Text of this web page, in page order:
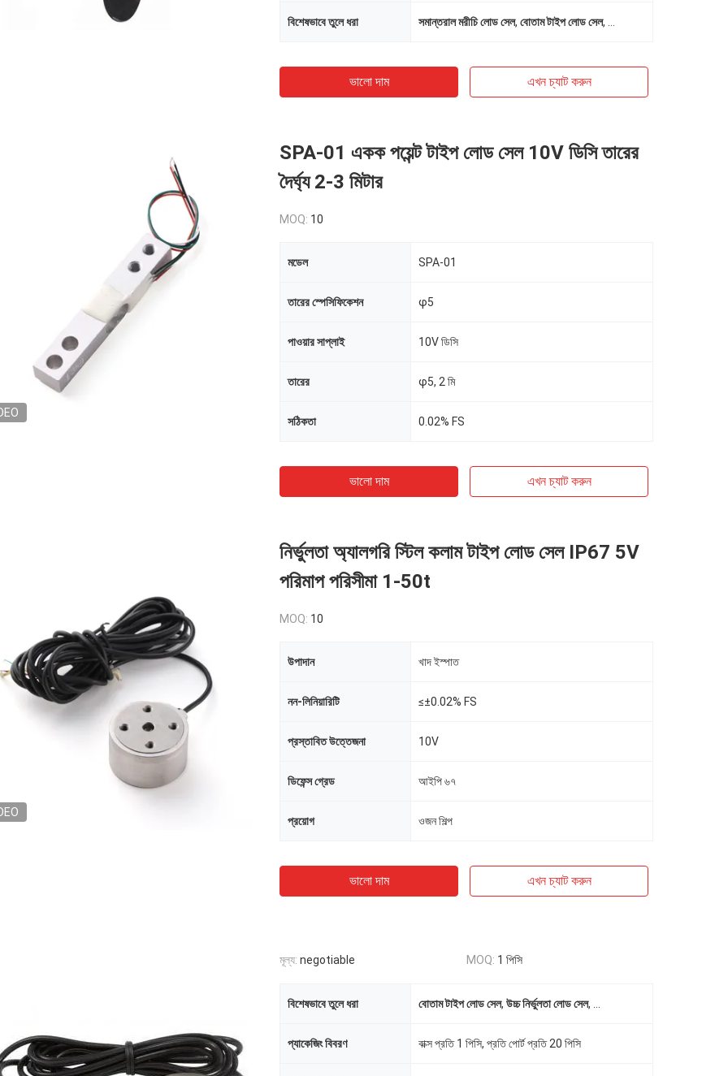
বিশেষভাবে তুলে ধরা সমান্তরাল মরীচি লোড সেল, বোতাম টাইপ লোড সেল,
ভালো দাম এখন চ্যাট করুন
SPA-01 একক পয়েন্ট টাইপ লোড সেল 10V ডিসি তারের
দৈর্ঘ্য 2-3 মিটার
MOQ: 10
মডেল SPA-01
তারের স্পেসিফিকেশন φ5
পাওয়ার সাপ্লাই 10V ডিসি
তারের φ5, 2 মি
সঠিকতা 0.02% FS
ভালো দাম এখন চ্যাট করুন
নির্ভুলতা অ্যালগরি স্টিল কলাম টাইপ লোড সেল IP67 5V
পরিমাপ পরিসীমা 1-50t
MOQ: 10
উপাদান খাদ ইস্পাত
নন-লিনিয়ারিটি ≤±0.02% FS
প্রস্তাবিত উত্তেজনা 10V
ডিফেন্স গ্রেড আইপি ৬৭
প্রয়োগ ওজন শিল্প
ভালো দাম এখন চ্যাট করুন
মূল্য: negotiable MOQ: 1 পিসি
বিশেষভাবে তুলে ধরা বোতাম টাইপ লোড সেল, উচ্চ নির্ভুলতা লোড সেল,
প্যাকেজিং বিবরণ বাক্স প্রতি 1 পিসি, প্রতি পোর্ট প্রতি 20 পিসি